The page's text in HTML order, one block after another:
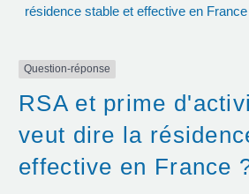
résidence stable et effective en
Question-réponse
RSA et prime
veut dire la
effective en France